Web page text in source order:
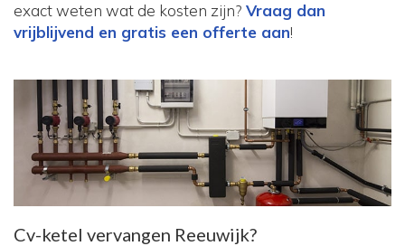
exact weten wat de kosten zijn? Vraag dan
vrijblijvend en gratis een offerte aan!
Cv-ketel vervangen Reeuwijk?